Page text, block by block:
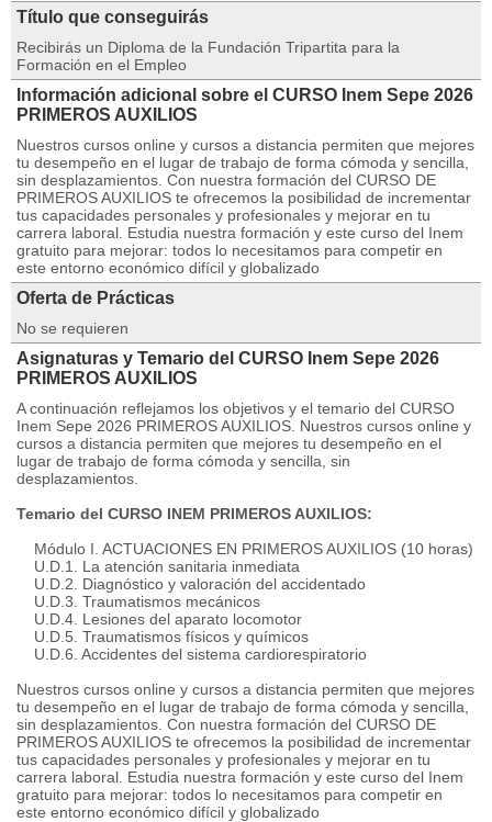
Título que conseguirás
Recibirás un Diploma de la Fundación Tripartita para la
Formación en el Empleo
Información adicional sobre el CURSO Inem Sepe 2026
PRIMEROS AUXILIOS
Nuestros cursos online y cursos a distancia permiten que mejores
tu desempeño en el lugar de trabajo de forma cómoda y sencilla,
sin desplazamientos. Con nuestra formación del CURSO DE
PRIMEROS AUXILIOS te ofrecemos la posibilidad de incrementar
tus capacidades personales y profesionales y mejorar en tu
carrera laboral. Estudia nuestra formación y este curso del Inem
gratuito para mejorar: todos lo necesitamos para competir en
este entorno económico difícil y globalizado
Oferta de Prácticas
No se requieren
Asignaturas y Temario del CURSO Inem Sepe 2026
PRIMEROS AUXILIOS
A continuación reflejamos los objetivos y el temario del CURSO
Inem Sepe 2026 PRIMEROS AUXILIOS. Nuestros cursos online y
cursos a distancia permiten que mejores tu desempeño en el
lugar de trabajo de forma cómoda y sencilla, sin
desplazamientos.
Temario del CURSO INEM PRIMEROS AUXILIOS:
Módulo I. ACTUACIONES EN PRIMEROS AUXILIOS (10 horas)
U.D.1. La atención sanitaria inmediata
U.D.2. Diagnóstico y valoración del accidentado
U.D.3. Traumatismos mecánicos
U.D.4. Lesiones del aparato locomotor
U.D.5. Traumatismos físicos y químicos
U.D.6. Accidentes del sistema cardiorespiratorio
Nuestros cursos online y cursos a distancia permiten que mejores
tu desempeño en el lugar de trabajo de forma cómoda y sencilla,
sin desplazamientos. Con nuestra formación del CURSO DE
PRIMEROS AUXILIOS te ofrecemos la posibilidad de incrementar
tus capacidades personales y profesionales y mejorar en tu
carrera laboral. Estudia nuestra formación y este curso del Inem
gratuito para mejorar: todos lo necesitamos para competir en
este entorno económico difícil y globalizado